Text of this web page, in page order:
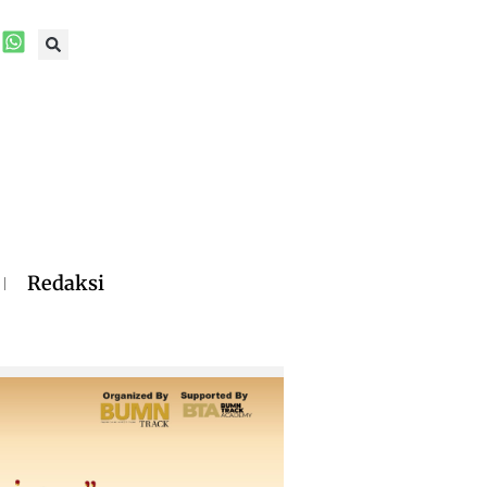
Redaksi